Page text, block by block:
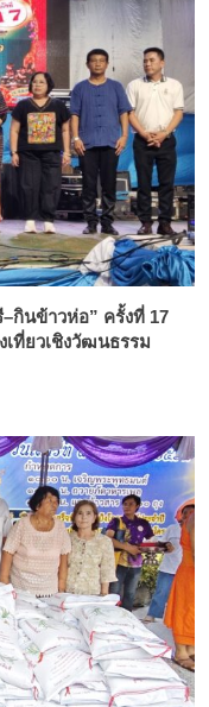
กินข้าวห่อ” ครั้งที่ 17
ที่ยวเชิงวัฒนธรรม